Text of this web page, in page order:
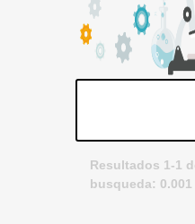
Resultados 1-1
busqueda: